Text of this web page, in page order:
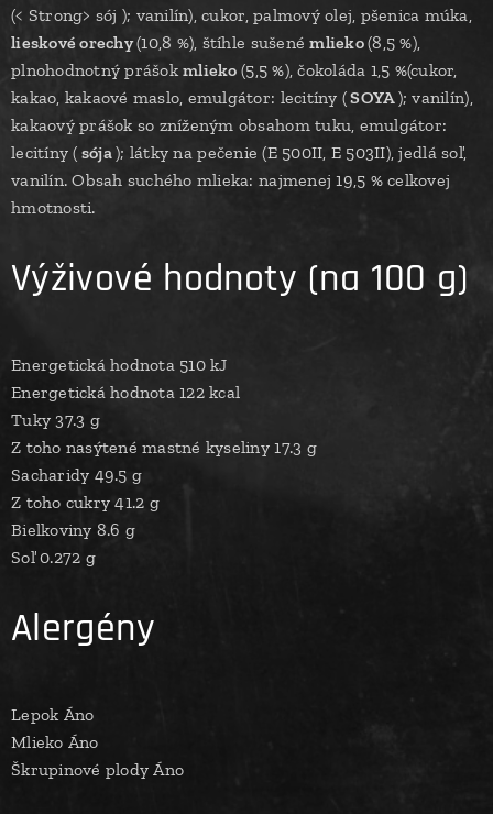
(< Strong> sój ); vanilín), cukor, palmový olej, pšenica múka,
lieskové orechy(10,8 %), štíhle sušenémlieko(8,5 %),
plnohodnotný prášokmlieko (5,5 %), čokoláda 1,5 %(cukor,
kakao, kakaové maslo, emulgátor: lecitíny (SOYA); vanilín),
kakaový prášok so zníženým obsahom tuku, emulgátor:
lecitíny ( sója); látky na pečenie (E 500II, E 503II), jedlá soľ,
vanilín. Obsah suchého mlieka: najmenej 19,5 % celkovej
hmotnosti.
Výživové hodnoty (na 100 g)
Energetická hodnota 510 kJ
Energetická hodnota 122 kcal
Tuky 37.3 g
Z toho nasýtené mastné kyseliny 17.3 g
Sacharidy 49.5 g
Z toho cukry 41.2 g
Bielkoviny 8.6 g
Soľ 0.272 g
Alergény
Lepok Áno
Mlieko Áno
Škrupinové plody Áno